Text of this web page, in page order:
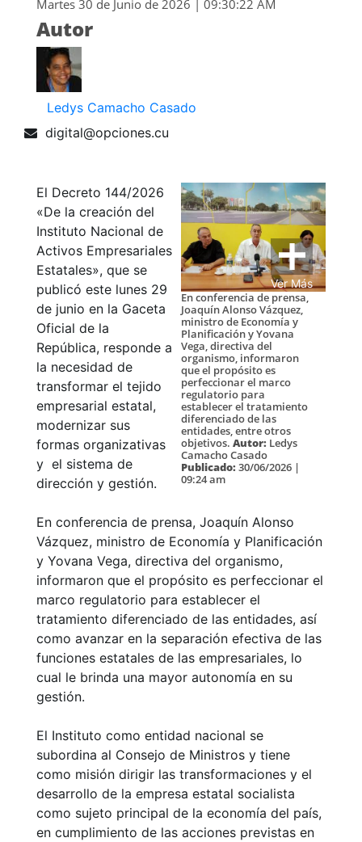
Martes 30 de Junio de 2026 | 09:30:22 AM
Autor
Ledys Camacho Casado
digital@opciones.cu
Ver Más
En conferencia de prensa,
Joaquín Alonso Vázquez,
ministro de Economía y
Planificación y Yovana
Vega, directiva del
organismo, informaron
que el propósito es
perfeccionar el marco
regulatorio para
establecer el tratamiento
diferenciado de las
entidades, entre otros
objetivos. Autor: Ledys
Camacho Casado
Publicado: 30/06/2026 |
09:24 am
El Decreto 144/2026
«De la creación del
Instituto Nacional de
Activos Empresariales
Estatales», que se
publicó este lunes 29
de junio en la Gaceta
Oficial de la
República, responde a
la necesidad de
transformar el tejido
empresarial estatal,
modernizar sus
formas organizativas
y el sistema de
dirección y gestión.
En conferencia de prensa, Joaquín Alonso
Vázquez, ministro de Economía y Planificación
y Yovana Vega, directiva del organismo,
informaron que el propósito es perfeccionar el
marco regulatorio para establecer el
tratamiento diferenciado de las entidades, así
como avanzar en la separación efectiva de las
funciones estatales de las empresariales, lo
cual le brinda una mayor autonomía en su
gestión.
El Instituto como entidad nacional se
subordina al Consejo de Ministros y tiene
como misión dirigir las transformaciones y el
desarrollo de la empresa estatal socialista
como sujeto principal de la economía del país,
en cumplimiento de las acciones previstas en